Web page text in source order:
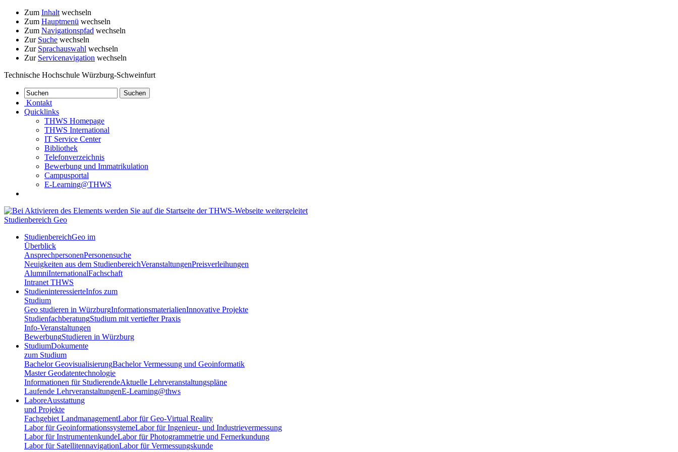
Zum Inhalt wechseln
Zum Hauptmenü wechseln
Zum Navigationspfad wechseln
Zur Suche wechseln
Zur Sprachauswahl wechseln
Zur Servicenavigation wechseln
Technische Hochschule Würzburg-Schweinfurt
Kontakt
Quicklinks
THWS Homepage
THWS International
IT Service Center
Bibliothek
Telefonverzeichnis
Bewerbung und Immatrikulation
Campusportal
E-Learning@THWS
Studienbereich Geo
StudienbereichGeo im
Überblick
AnsprechpersonenPersonensuche
Neuigkeiten aus dem StudienbereichVeranstaltungenPreisverleihungen
AlumniInternationalFachschaft
Intranet THWS
StudieninteressierteInfos zum
Studium
Geo studieren in WürzburgInformationsmaterialienInnovative Projekte
StudienfachberatungStudium mit vertiefter Praxis
Info-Veranstaltungen
BewerbungStudieren in Würzburg
StudiumDokumente
zum Studium
Bachelor GeovisualisierungBachelor Vermessung und Geoinformatik
Master Geodatentechnologie
Informationen für StudierendeAktuelle Lehrveranstaltungspläne
Laufende LehrveranstaltungenE-Learning@thws
LaboreAusstattung
und Projekte
Fachgebiet LandmanagementLabor für Geo-Virtual Reality
Labor für GeoinformationssystemeLabor für Ingenieur- und Industrievermessung
Labor für InstrumentenkundeLabor für Photogrammetrie und Fernerkundung
Labor für SatellitennavigationLabor für Vermessungskunde